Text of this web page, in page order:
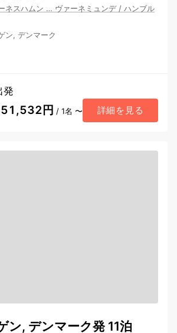
ネスハムン … ヴァーネミュンデ/ ハンブル
ン, デンマーク
円 / 1名 〜 詳細を見る
ン, デンマーク発 11泊